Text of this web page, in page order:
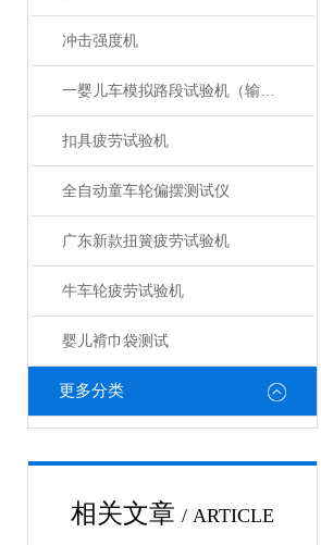
冲击强度机
一婴儿车模拟路段试验机（输送带式）
扣具疲劳试验机
全自动童车轮偏摆测试仪
广东新款扭簧疲劳试验机
牛车轮疲劳试验机
婴儿褙巾袋测试
更多分类
相关文章 / ARTICLE